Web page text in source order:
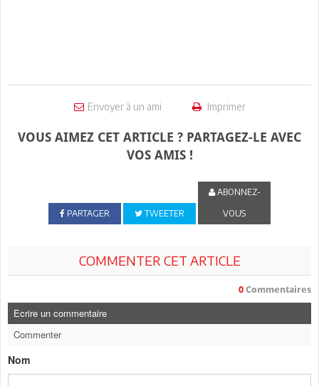
Envoyer à un ami Imprimer
VOUS AIMEZ CET ARTICLE ? PARTAGEZ-LE AVEC
VOS AMIS !
PARTAGER TWEETER
ABONNEZ-
VOUS
COMMENTER CET ARTICLE
0 Commentaires
Ecrire un commentaire
Commenter
Nom